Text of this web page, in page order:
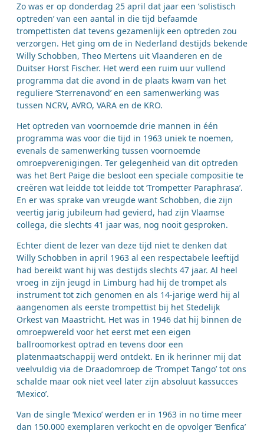
Zo was er op donderdag 25 april dat jaar een ‘solistisch
optreden’ van een aantal in die tijd befaamde
trompettisten dat tevens gezamenlijk een optreden zou
verzorgen. Het ging om de in Nederland destijds bekende
Willy Schobben, Theo Mertens uit Vlaanderen en de
Duitser Horst Fischer. Het werd een ruim uur vullend
programma dat die avond in de plaats kwam van het
reguliere ‘Sterrenavond’ en een samenwerking was
tussen NCRV, AVRO, VARA en de KRO.
Het optreden van voornoemde drie mannen in één
programma was voor die tijd in 1963 uniek te noemen,
evenals de samenwerking tussen voornoemde
omroepverenigingen. Ter gelegenheid van dit optreden
was het Bert Paige die besloot een speciale compositie te
creëren wat leidde tot leidde tot ‘Trompetter Paraphrasa’.
En er was sprake van vreugde want Schobben, die zijn
veertig jarig jubileum had gevierd, had zijn Vlaamse
collega, die slechts 41 jaar was, nog nooit gesproken.
Echter dient de lezer van deze tijd niet te denken dat
Willy Schobben in april 1963 al een respectabele leeftijd
had bereikt want hij was destijds slechts 47 jaar. Al heel
vroeg in zijn jeugd in Limburg had hij de trompet als
instrument tot zich genomen en als 14-jarige werd hij al
aangenomen als eerste trompettist bij het Stedelijk
Orkest van Maastricht. Het was in 1946 dat hij binnen de
omroepwereld voor het eerst met een eigen
ballroomorkest optrad en tevens door een
platenmaatschappij werd ontdekt. En ik herinner mij dat
veelvuldig via de Draadomroep de ‘Trompet Tango’ tot ons
schalde maar ook niet veel later zijn absoluut kassucces
‘Mexico’.
Van de single ‘Mexico’ werden er in 1963 in no time meer
dan 150.000 exemplaren verkocht en de opvolger ‘Benfica’